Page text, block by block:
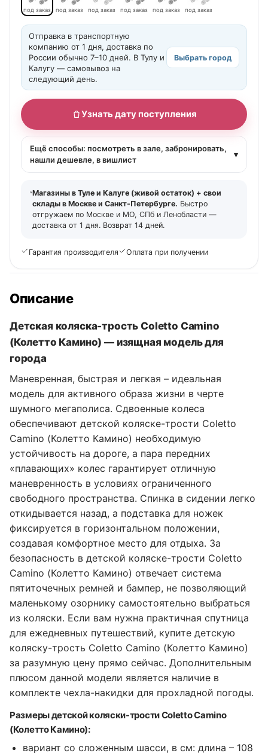
под заказ под заказ под заказ под заказ под заказ под заказ
Отправка в транспортную
компанию от 1 дня, доставка по
России обычно 7–10 дней. В Тулу и
Калугу — самовывоз на
следующий день.
Выбрать город
Узнать дату поступления
Ещё способы: посмотреть в зале, забронировать,
нашли дешевле, в вишлист
▾
Магазины в Туле и Калуге (живой остаток) + свои
склады в Москве и Санкт-Петербурге. Быстро
отгружаем по Москве и МО, СПб и Ленобласти —
доставка от 1 дня. Возврат 14 дней.
Гарантия производителя Оплата при получении
Описание
Детская коляска-трость Coletto Camino
(Колетто Камино) — изящная модель для
города
Маневренная, быстрая и легкая – идеальная
модель для активного образа жизни в черте
шумного мегаполиса. Сдвоенные колеса
обеспечивают детской коляске-трости Coletto
Camino (Колетто Камино) необходимую
устойчивость на дороге, а пара передних
«плавающих» колес гарантирует отличную
маневренность в условиях ограниченного
свободного пространства. Спинка в сидении легко
откидывается назад, а подставка для ножек
фиксируется в горизонтальном положении,
создавая комфортное место для отдыха. За
безопасность в детской коляске-трости Coletto
Camino (Колетто Камино) отвечает система
пятиточечных ремней и бампер, не позволяющий
маленькому озорнику самостоятельно выбраться
из коляски. Если вам нужна практичная спутница
для ежедневных путешествий, купите детскую
коляску-трость Coletto Camino (Колетто Камино)
за разумную цену прямо сейчас. Дополнительным
плюсом данной модели является наличие в
комплекте чехла-накидки для прохладной погоды.
Размеры детской коляски-трости Coletto Camino
(Колетто Камино):
вариант со сложенным шасси, в см: длина – 108